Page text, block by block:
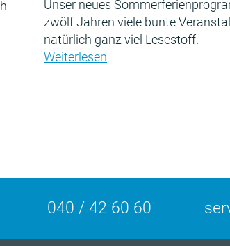
Unser neues
zwölf Jahren viele bunte
natürlich ganz viel Lesestoff.
Weiterlesen
040 / 42 60 60